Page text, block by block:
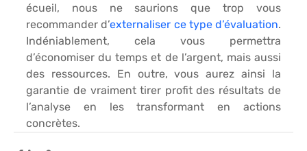
écueil, nous ne saurions que trop vous
recommander d’externaliser ce type d’évaluation.
Indéniablement, cela vous permettra
d’économiser du temps et de l’argent, mais aussi
des ressources. En outre, vous aurez ainsi la
garantie de vraiment tirer profit des résultats de
l’analyse en les transformant en actions
concrètes.